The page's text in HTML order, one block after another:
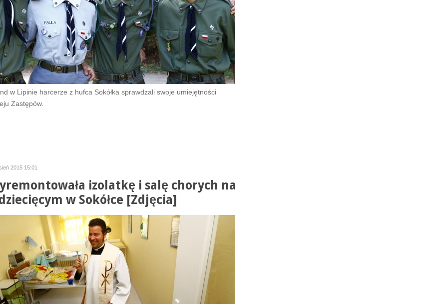
w Lipinie harcerze z hufca Sokółka sprawdzali swoje umiejętności
Zastępów.
2015 15:01
izolatkę i salę chorych na
w Sokółce [Zdjęcia]